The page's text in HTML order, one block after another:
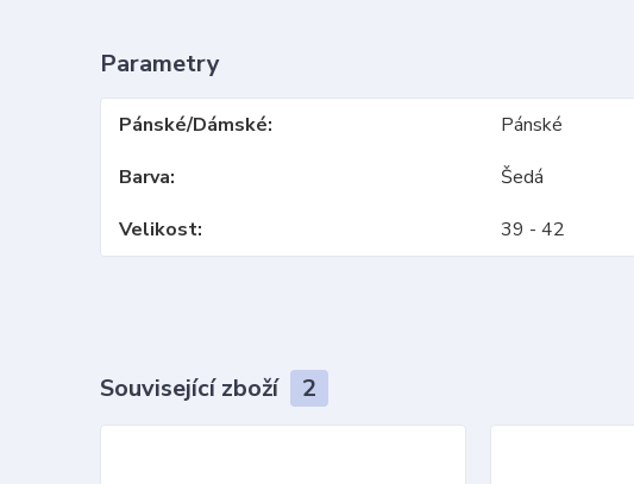
Parametry
Pánské/Dámské
Pánské
Barva
Šedá
Velikost
39 - 42
Související zboží 2